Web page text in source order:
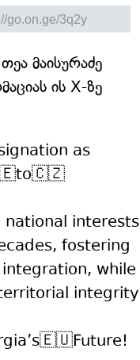
მაისურაძე
ის X-ზე
as
national interests
fostering
while
integrity